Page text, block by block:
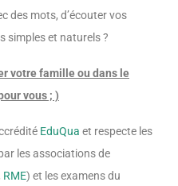
des mots, d’écouter vos
simples et naturels ?
votre famille ou dans le
vous ; )
EduQua et respecte les
les associations de
RME) et les examens du